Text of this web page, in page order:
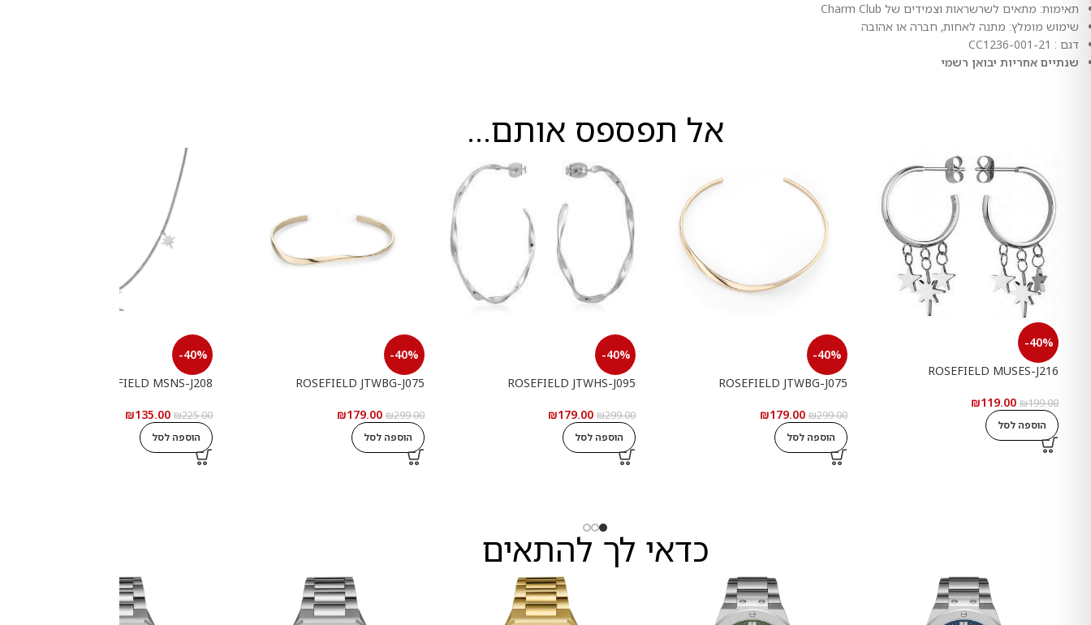
תאימות: מתאים לשרשראות וצמידים של Charm Club
שימוש מומלץ: מתנה לאחות, חברה או אהובה
דגם : CC1236-001-21
שנתיים אחריות יבואן רשמי
אל תפספס אותם...
-40%
ROSEFIELD MUSES-J216
₪199.00
₪119.00
הוספה לסל
-40%
ROSEFIELD JTWBG-J075
₪299.00
₪179.00
הוספה לסל
-40%
ROSEFIELD JTWHS-J095
₪299.00
₪179.00
הוספה לסל
-40%
ROSEFIELD JTWBG-J075
₪299.00
₪179.00
הוספה לסל
-40%
ROSEFIELD MSNS-J208
₪225.00
₪135.00
הוספה לסל
כדאי לך להתאים